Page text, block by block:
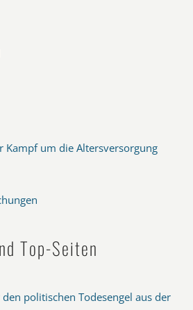
Kampf um die Altersversorgung
Top-Seiten
politischen Todesengel aus der